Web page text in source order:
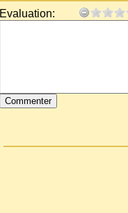
Evaluation: